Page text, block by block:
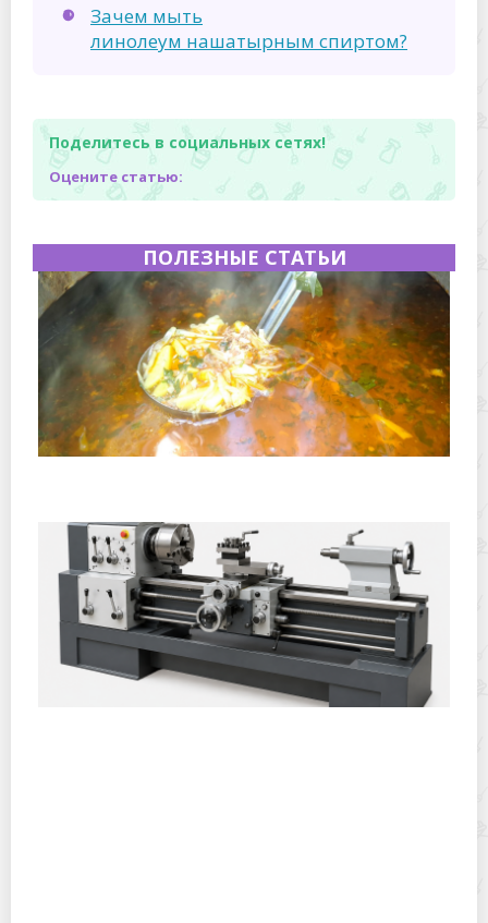
Зачем мыть
линолеум нашатырным спиртом?
Поделитесь в социальных сетях!
Оцените статью:
ПОЛЕЗНЫЕ СТАТЬИ